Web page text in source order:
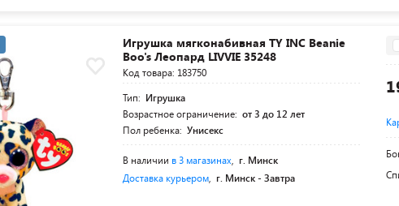
Игрушка мягконабивная TY INC Beanie
Boo's Леопард LIVVIE 35248
Код товара: 183750
Тип: Игрушка
Возрастное ограничение: от 3 до 12 лет
Пол ребенка: Унисекс
В наличии в 3 магазинах г. Минск
Доставка курьером г. Минск -Завтра